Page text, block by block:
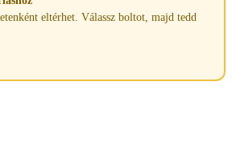
eltérhet. Válassz boltot, majd tedd